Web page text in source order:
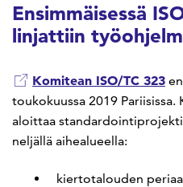
Ensimmäisessä
linjattiin
Komitean ISO/TC 323
toukokuussa 2019
aloittaa
neljällä aihealueella:
kiertotalouden